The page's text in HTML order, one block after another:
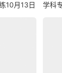
10月13日
学科